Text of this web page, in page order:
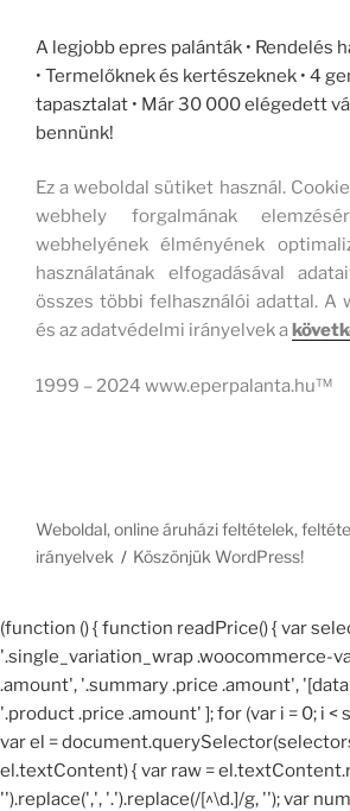
A legjobb epres palánták • Rendelés
• Termelőknek és kertészeknek • 4
tapasztalat • Már 30 000 elégedett
bennünk!
Ez a weboldal sütiket használ.
webhely forgalmának
webhelyének élményének
használatának elfogadásával
összes többi felhasználói adattal. A
és az adatvédelmi irányelvek a
1999 – 2024 www.eperpalanta.hu™
Weboldal, online áruházi feltételek,
irányelvek
Köszönjük WordPress!
(function () { function readPrice() { var
'.single_variation_wrap .woocommerce-
.amount', '.summary .price .amount',
'.product .price .amount' ]; for (var i = 0; i <
var el =
el.textContent) { var raw =
'').replace(',', '.').replace(/[^\d.]/g, ''); var